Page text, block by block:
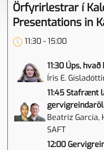
Örfyrirlestrar í
Presentations in
11:30 - 15:00
11:30 Úps,
Íris E.
11:45 Stafrænt
Beatriz García,
SAFT
12:00